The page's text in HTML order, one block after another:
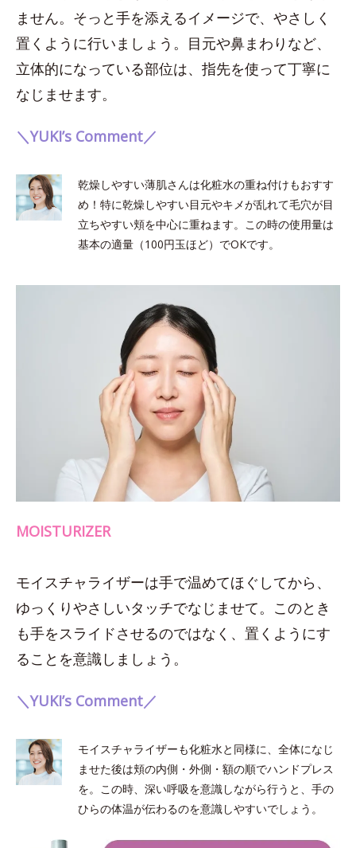
ません。そっと手を添えるイメージで、やさしく
置くように行いましょう。目元や鼻まわりなど、
立体的になっている部位は、指先を使って丁寧に
なじませます。
＼YUKI’s Comment／
乾燥しやすい薄肌さんは化粧水の重ね付けもおすす
め！特に乾燥しやすい目元やキメが乱れて毛穴が目
立ちやすい頬を中心に重ねます。この時の使用量は
基本の適量（100円玉ほど）でOKです。
MOISTURIZER
モイスチャライザーは手で温めてほぐしてから、
ゆっくりやさしいタッチでなじませて。このとき
も手をスライドさせるのではなく、置くようにす
ることを意識しましょう。
＼YUKI’s Comment／
モイスチャライザーも化粧水と同様に、全体になじ
ませた後は頬の内側・外側・額の順でハンドプレス
を。この時、深い呼吸を意識しながら行うと、手の
ひらの体温が伝わるのを意識しやすいでしょう。